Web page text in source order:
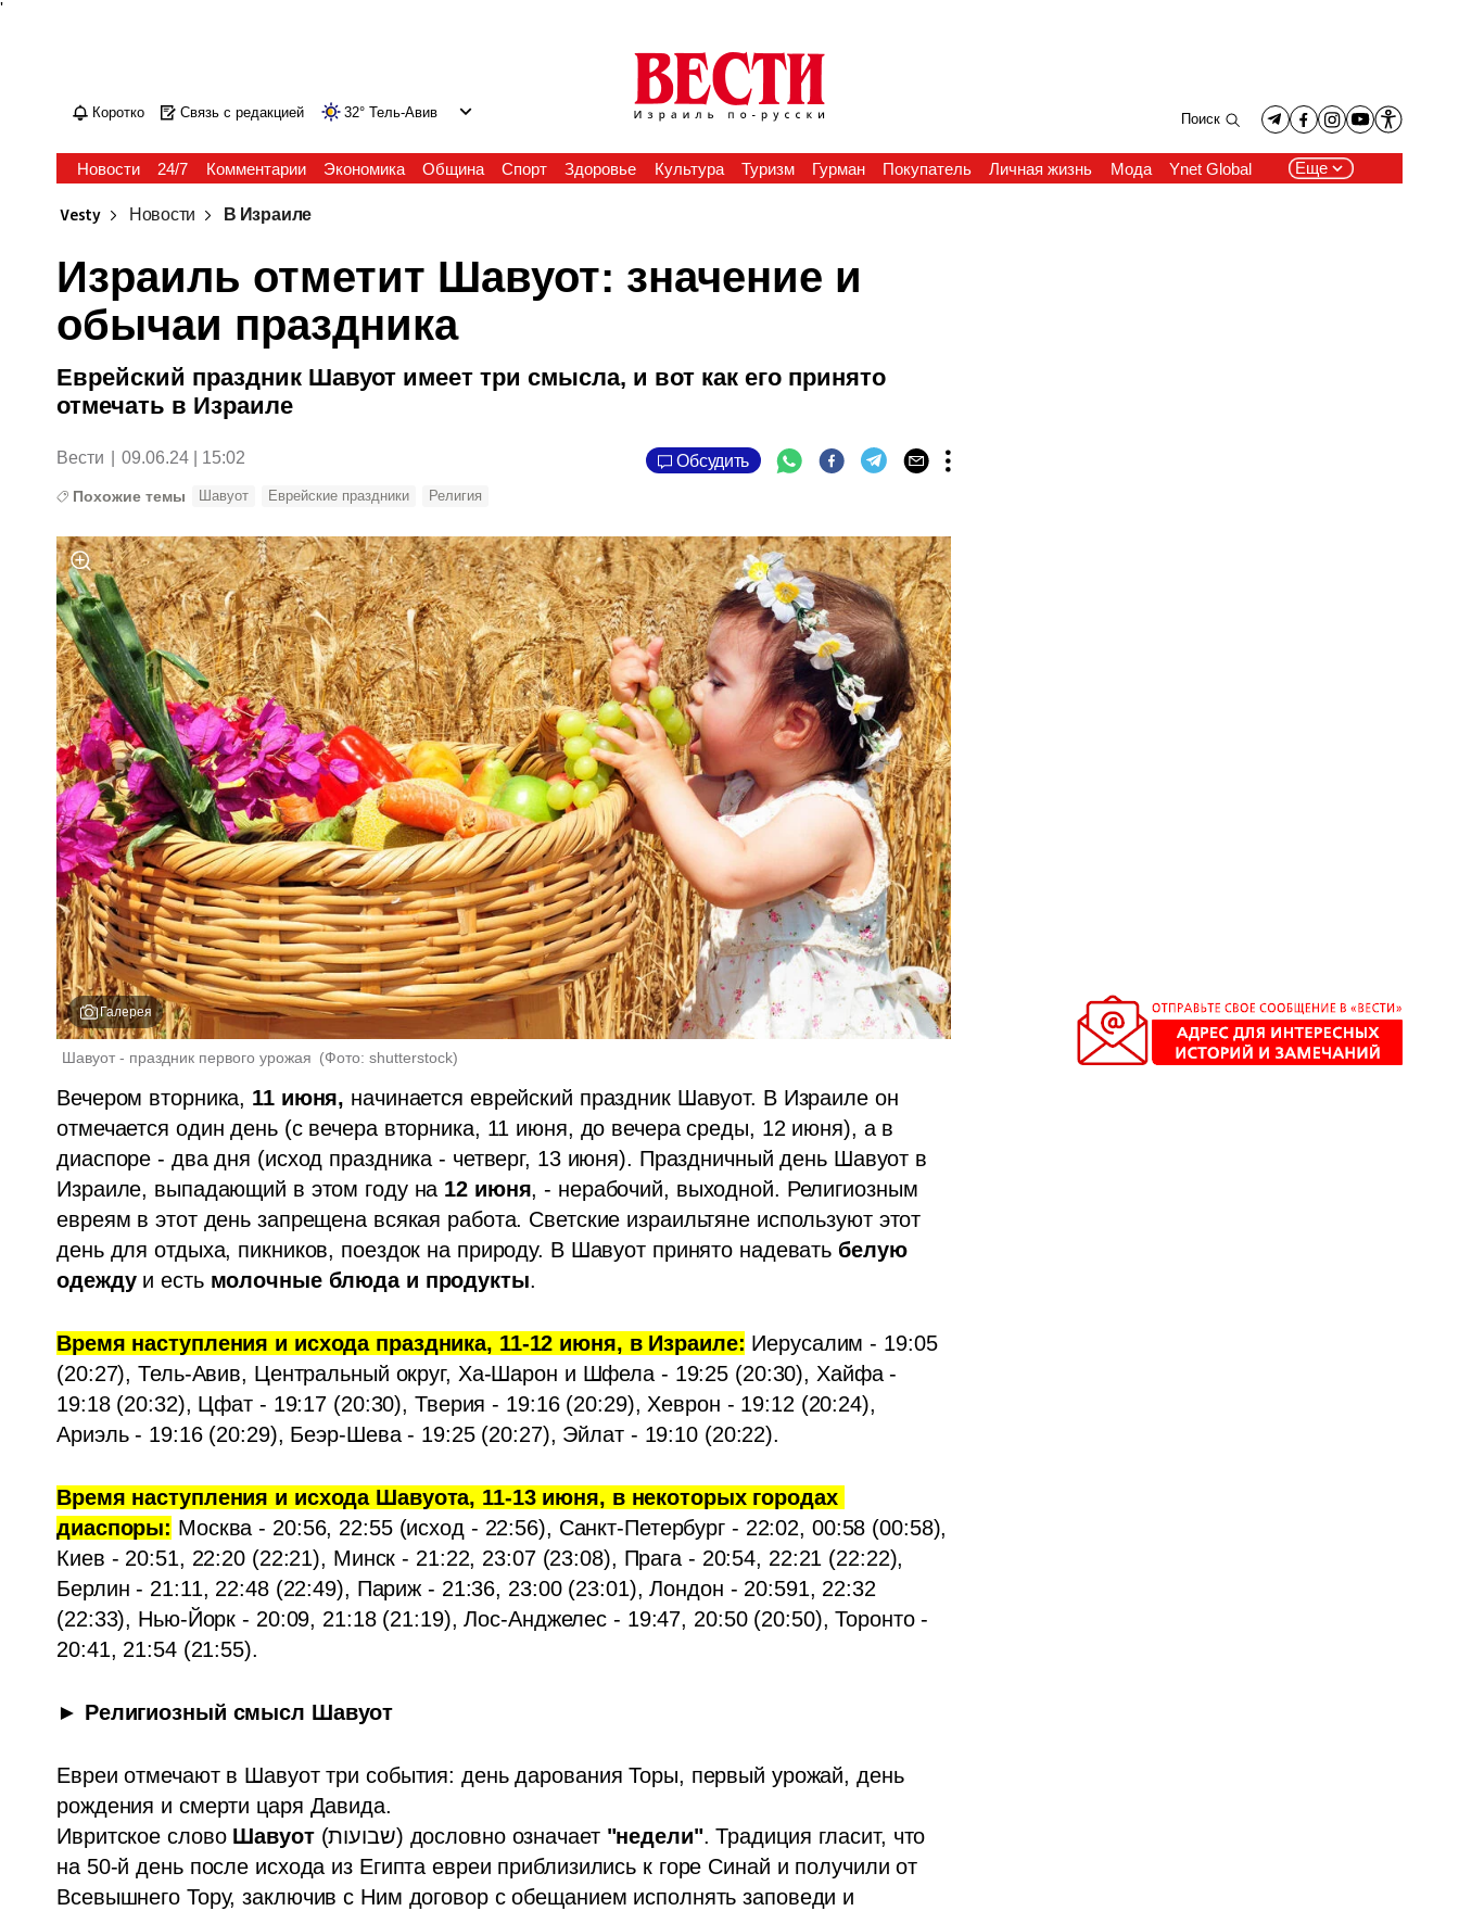
'
Коротко Связь с редакцией 32° Тель-Авив Поиск
Новости 24/7 Комментарии Экономика Община Спорт Здоровье Культура Туризм Гурман Покупатель Личная жизнь Мода Ynet Global Еще
Vesty Новости В Израиле
Израиль отметит Шавуот: значение и
обычаи праздника
Еврейский праздник Шавуот имеет три смысла, и вот как его принято
отмечать в Израиле
Вести 09.06.24 | 15:02 Обсудить
Похожие темы Шавуот Еврейские праздники Религия
Галерея
Шавуот - праздник первого урожая (Фото: shutterstock)
Вечером вторника, 11 июня, начинается еврейский праздник Шавуот. В Израиле он
отмечается один день (с вечера вторника, 11 июня, до вечера среды, 12 июня), а в
диаспоре - два дня (исход праздника - четверг, 13 июня). Праздничный день Шавуот в
Израиле, выпадающий в этом году на 12 июня, - нерабочий, выходной. Религиозным
евреям в этот день запрещена всякая работа. Светские израильтяне используют этот
день для отдыха, пикников, поездок на природу. В Шавуот принято надевать белую
одежду и есть молочные блюда и продукты.
Время наступления и исхода праздника, 11-12 июня, в Израиле: Иерусалим - 19:05
(20:27), Тель-Авив, Центральный округ, Ха-Шарон и Шфела - 19:25 (20:30), Хайфа -
19:18 (20:32), Цфат - 19:17 (20:30), Тверия - 19:16 (20:29), Хеврон - 19:12 (20:24),
Ариэль - 19:16 (20:29), Беэр-Шева - 19:25 (20:27), Эйлат - 19:10 (20:22).
Время наступления и исхода Шавуота, 11-13 июня, в некоторых городах
диаспоры: Москва - 20:56, 22:55 (исход - 22:56), Санкт-Петербург - 22:02, 00:58 (00:58),
Киев - 20:51, 22:20 (22:21), Минск - 21:22, 23:07 (23:08), Прага - 20:54, 22:21 (22:22),
Берлин - 21:11, 22:48 (22:49), Париж - 21:36, 23:00 (23:01), Лондон - 20:591, 22:32
(22:33), Нью-Йорк - 20:09, 21:18 (21:19), Лос-Анджелес - 19:47, 20:50 (20:50), Торонто -
20:41, 21:54 (21:55).
► Религиозный смысл Шавуот
Евреи отмечают в Шавуот три события: день дарования Торы, первый урожай, день
рождения и смерти царя Давида.
Ивритское слово Шавуот (‏שבועות) дословно означает "недели". Традиция гласит, что
на 50-й день после исходa из Египта евреи приблизились к горе Синай и получили от
Всевышнего Тору, заключив с Ним договор с обещанием исполнять заповеди и